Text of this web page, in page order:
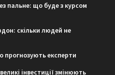
пальне: що буде з курсом
скільки людей не
прогнозують експерти
інвестиції змінюють